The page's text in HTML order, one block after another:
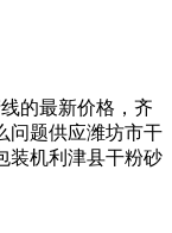
的最新价格，齐
问题供应潍坊市干
装机利津县干粉砂